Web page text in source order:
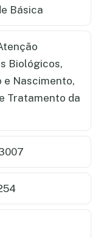
Básica
Biológicos,
e Nascimento,
Tratamento da